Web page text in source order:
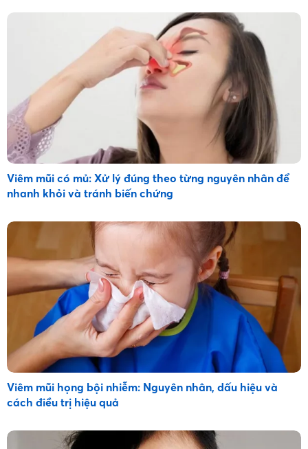
Viêm mũi có mủ: Xử lý đúng theo từng nguyên nhân để
nhanh khỏi và tránh biến chứng
Viêm mũi họng bội nhiễm: Nguyên nhân, dấu hiệu và
cách điều trị hiệu quả